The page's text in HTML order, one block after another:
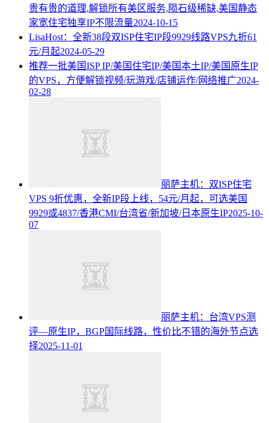
贵有贵的道理,解锁所有美区服务,陨石级稀缺,美国静态
家宽住宅独享IP不限流量2024-10-15
LisaHost：全新38段双ISP住宅IP段9929线路VPS九折61
元/月起2024-05-29
推荐一批美国ISP IP/美国住宅IP/美国本土IP/美国原生IP
的VPS，方便解锁视频/玩游戏/店铺运作/网络推广2024-
02-28
丽萨主机：双ISP住宅
VPS 9折优惠，全新IP段上线，54元/月起，可选美国
9929或4837/香港CMI/台湾省/新加坡/日本原生IP2025-10-
07
丽萨主机：台湾VPS测
评—原生IP，BGP国际线路，性价比不错的海外节点选
择2025-11-01